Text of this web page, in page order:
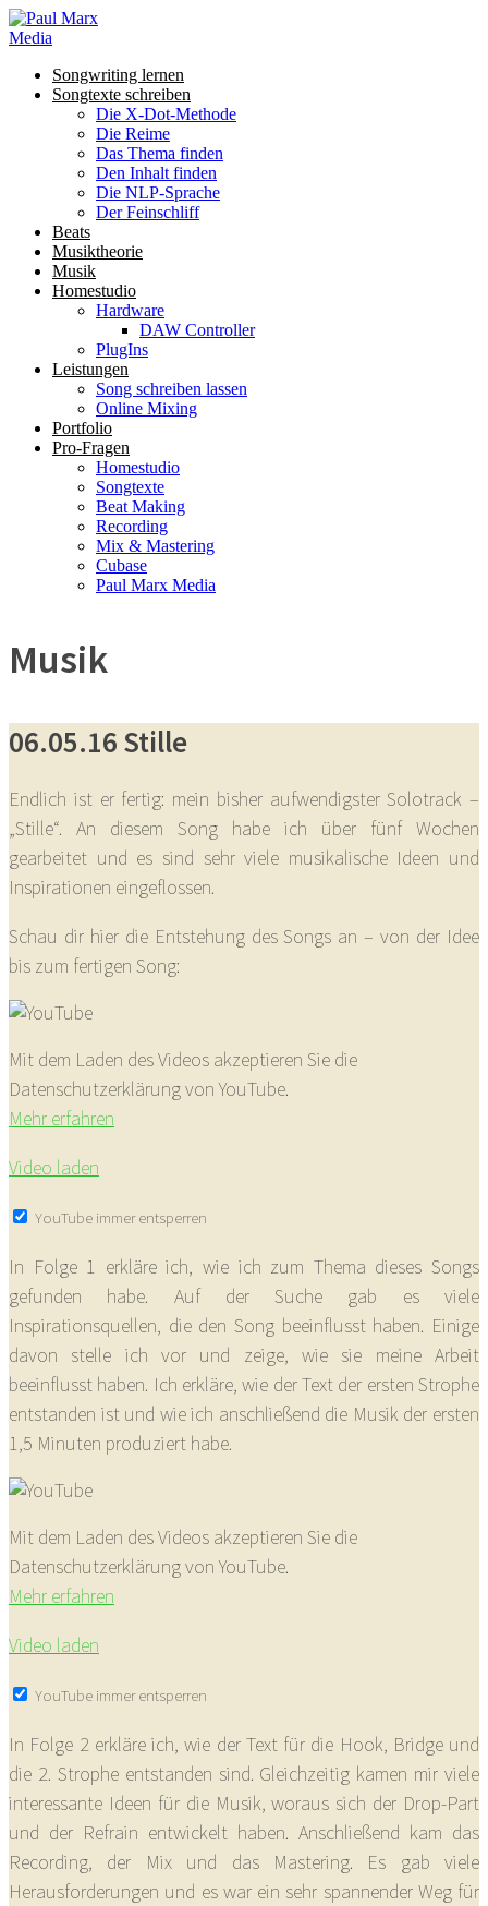
Songwriting lernen
Songtexte schreiben
Die X-Dot-Methode
Die Reime
Das Thema finden
Den Inhalt finden
Die NLP-Sprache
Der Feinschliff
Beats
Musiktheorie
Musik
Homestudio
Hardware
DAW Controller
PlugIns
Leistungen
Song schreiben lassen
Online Mixing
Portfolio
Pro-Fragen
Homestudio
Songtexte
Beat Making
Recording
Mix & Mastering
Cubase
Paul Marx Media
Musik
06.05.16 Stille
Endlich ist er fertig: mein bisher aufwendigster Solotrack –
„Stille“. An diesem Song habe ich über fünf Wochen
gearbeitet und es sind sehr viele musikalische Ideen und
Inspirationen eingeflossen.
Schau dir hier die Entstehung des Songs an – von der Idee
bis zum fertigen Song:
Mit dem Laden des Videos akzeptieren Sie die
Datenschutzerklärung von YouTube.
Mehr erfahren
Video laden
YouTube immer entsperren
In Folge 1 erkläre ich, wie ich zum Thema dieses Songs
gefunden habe. Auf der Suche gab es viele
Inspirationsquellen, die den Song beeinflusst haben. Einige
davon stelle ich vor und zeige, wie sie meine Arbeit
beeinflusst haben. Ich erkläre, wie der Text der ersten Strophe
entstanden ist und wie ich anschließend die Musik der ersten
1,5 Minuten produziert habe.
Mit dem Laden des Videos akzeptieren Sie die
Datenschutzerklärung von YouTube.
Mehr erfahren
Video laden
YouTube immer entsperren
In Folge 2 erkläre ich, wie der Text für die Hook, Bridge und
die 2. Strophe entstanden sind. Gleichzeitig kamen mir viele
interessante Ideen für die Musik, woraus sich der Drop-Part
und der Refrain entwickelt haben. Anschließend kam das
Recording, der Mix und das Mastering. Es gab viele
Herausforderungen und es war ein sehr spannender Weg für